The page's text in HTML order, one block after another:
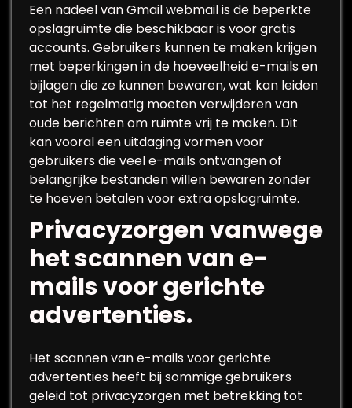
Een nadeel van Gmail webmail is de beperkte
opslagruimte die beschikbaar is voor gratis
accounts. Gebruikers kunnen te maken krijgen
met beperkingen in de hoeveelheid e-mails en
bijlagen die ze kunnen bewaren, wat kan leiden
tot het regelmatig moeten verwijderen van
oude berichten om ruimte vrij te maken. Dit
kan vooral een uitdaging vormen voor
gebruikers die veel e-mails ontvangen of
belangrijke bestanden willen bewaren zonder
te hoeven betalen voor extra opslagruimte.
Privacyzorgen vanwege
het scannen van e-
mails voor gerichte
advertenties.
Het scannen van e-mails voor gerichte
advertenties heeft bij sommige gebruikers
geleid tot privacyzorgen met betrekking tot